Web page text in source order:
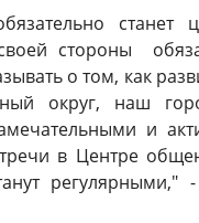
станет
стороны
о том, как
округ, наш
и
в Центре
регулярными," -